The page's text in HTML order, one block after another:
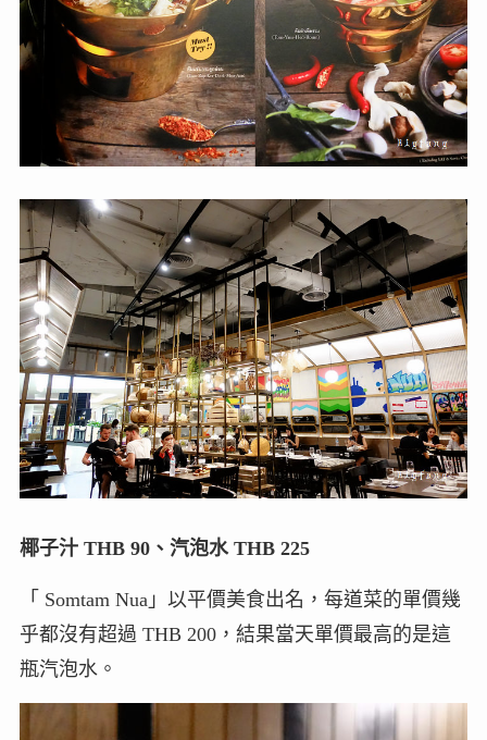
椰子汁 THB 90、汽泡水 THB 225
「 Somtam Nua」以平價美食出名，每道菜的單價幾
乎都沒有超過 THB 200，結果當天單價最高的是這
瓶汽泡水。